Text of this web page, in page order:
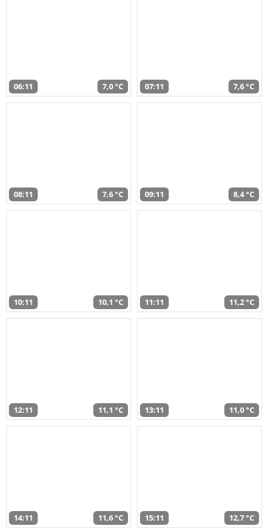
06:11 7,0 °C 07:11 7,6 °C
08:11 7,6 °C 09:11 8,4 °C
10:11 10,1 °C 11:11 11,2 °C
12:11 11,1 °C 13:11 11,0 °C
14:11 11,6 °C 15:11 12,7 °C